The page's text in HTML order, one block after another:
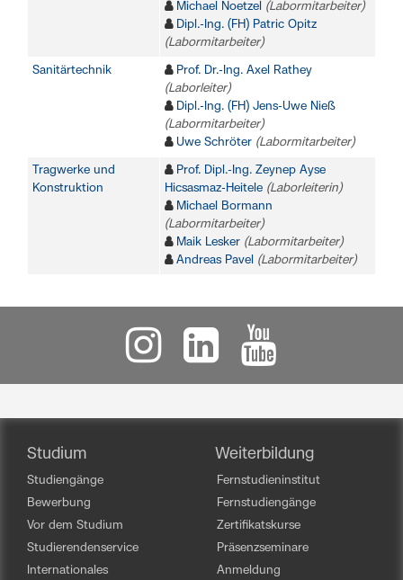
Michael Noetzel (Labormitarbeiter)
Dipl.-Ing. (FH) Patric Opitz
(Labormitarbeiter)
Sanitärtechnik
Prof. Dr.-Ing. Axel Rathey
(Laborleiter)
Dipl.-Ing. (FH) Jens-Uwe Nieß
(Labormitarbeiter)
Uwe Schröter (Labormitarbeiter)
Tragwerke und
Konstruktion
Prof. Dipl.-Ing. Zeynep Ayse
Hicsasmaz-Heitele (Laborleiterin)
Michael Bormann
(Labormitarbeiter)
Maik Lesker (Labormitarbeiter)
Andreas Pavel (Labormitarbeiter)
Studium
Studiengänge
Bewerbung
Vor dem Studium
Studierendenservice
Internationales
Weiterbildung
Fernstudieninstitut
Fernstudiengänge
Zertifikatskurse
Präsenzseminare
Anmeldung